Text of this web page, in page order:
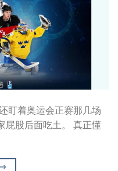
盯着奥运会正赛那几场
屁股后面吃土。 真正懂
→